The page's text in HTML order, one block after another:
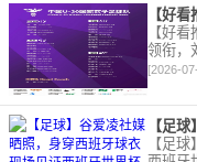
【好
领衔，
本站，
[2026-
【足